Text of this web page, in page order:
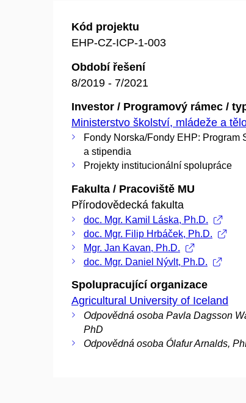
Kód projektu
EHP-CZ-ICP-1-003
Období řešení
8/2019 - 7/2021
Investor / Programový rámec /
Ministerstvo školství, mládeže a
Fondy Norska/Fondy EHP: Program
a stipendia
Projekty institucionální spolupráce
Fakulta / Pracoviště MU
Přírodovědecká fakulta
doc. Mgr. Kamil Láska, Ph.D.
doc. Mgr. Filip Hrbáček, Ph.D.
Mgr. Jan Kavan, Ph.D.
doc. Mgr. Daniel Nývlt, Ph.D.
Spolupracující organizace
Agricultural University of Iceland
Odpovědná osoba Pavla Dagsson
PhD
Odpovědná osoba Ólafur Arnalds,